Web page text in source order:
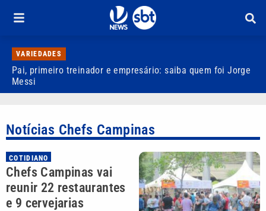
VARIEDADES
Pai, primeiro treinador e empresário: saiba quem foi Jorge
Messi
Notícias Chefs Campinas
COTIDIANO
Chefs Campinas vai
reunir 22 restaurantes
e 9 cervejarias